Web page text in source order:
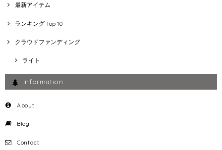
最新アイテム
ランキング Top 10
クラウドファンディング
ライト
Information
About
Blog
Contact